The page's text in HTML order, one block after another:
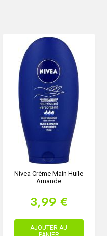
Nivea Crème Main Huile
Amande
3,99 €
AJOUTER AU